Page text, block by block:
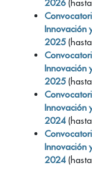
2026
Innovación
2025
Innovación
2025
Innovación
2024
Innovación
2024